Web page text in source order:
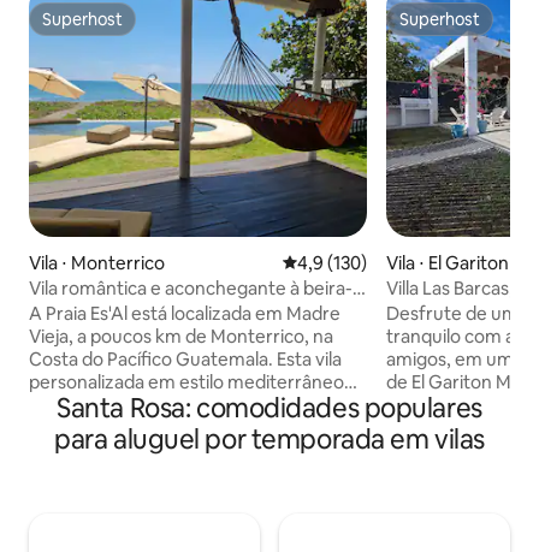
Superhost
Superhost
Vila ⋅ Monterrico 4,9 de uma avaliação média de
4,9 (130)
Vila romântica e aconchegante à beira-
mar com piscina
A Praia Es'Al está localizada em Madre
Vieja, a poucos km de Monterrico, na
Costa do Pacífico Guatemala. Esta vila
personalizada em estilo mediterrâneo
está localizada bem na praia e oferece
danças ao sol espetaculares durante
todo o ano. A piscina sombreada possui
Superhost
Superhost
Vila ⋅ El Gariton
Villa Las Barcas,
Monterrico
Desfrute de um
tranquilo com a
amigos, em uma
de El Gariton
metros do mar,
equipada, redes,
cozinha, alto-
Santa Rosa: comodidades populares
para aluguel por temporada em vilas